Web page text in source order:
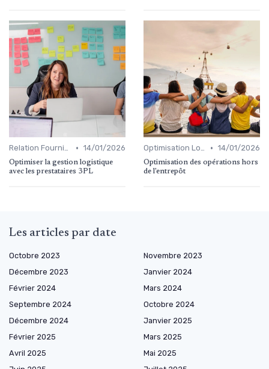
Relation Fournisseurs • 14/01/2026
Optimiser la gestion logistique
avec les prestataires 3PL
Optimisation Logistique • 14/01/2026
Optimisation des opérations hors
de l'entrepôt
Les articles par date
Octobre 2023
Novembre 2023
Décembre 2023
Janvier 2024
Février 2024
Mars 2024
Septembre 2024
Octobre 2024
Décembre 2024
Janvier 2025
Février 2025
Mars 2025
Avril 2025
Mai 2025